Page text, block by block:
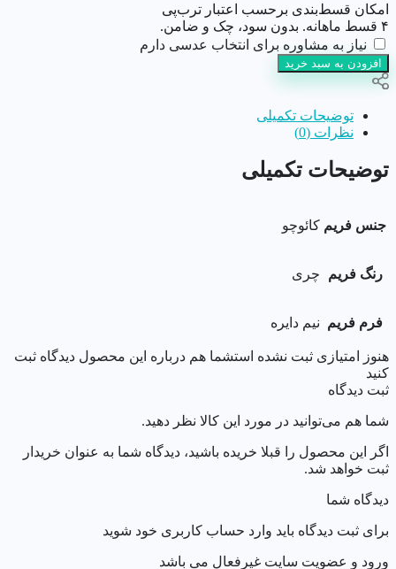
امکان قسط‌بندی برحسب اعتبار ترب‌پی
۴ قسط ماهانه. بدون سود، چک و ضامن.
نیاز به مشاوره برای انتخاب عدسی دارم
افزودن به سبد خرید
توضیحات تکمیلی
نظرات (0)
توضیحات تکمیلی
جنس فریم کائوچو
رنگ فریم چری
فرم فریم نیم دایره
هنوز امتیازی ثبت نشده استشما هم درباره این محصول دیدگاه ثبت
کنید
ثبت دیدگاه
شما هم می‌توانید در مورد این کالا نظر دهید.
اگر این محصول را قبلا خریده باشید، دیدگاه شما به عنوان خریدار
ثبت خواهد شد.
دیدگاه شما
برای ثبت دیدگاه باید وارد حساب کاربری خود شوید
ورود و عضویت سایت غیرفعال می باشد